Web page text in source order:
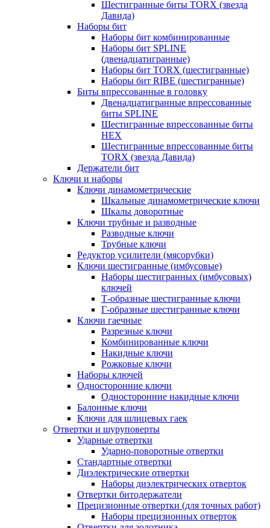
Шестигранные биты TORX (звезда
Давида)
Наборы бит
Наборы бит комбинированные
Наборы бит SPLINE
(двенадцатигранные)
Наборы бит TORX (шестигранные)
Наборы бит RIBE (шестигранные)
Биты впрессованные в головку
Двенадцатигранные впрессованные
биты SPLINE
Шестигранные впрессованные биты
HEX
Шестигранные впрессованные биты
TORX (звезда Давида)
Держатели бит
Ключи и наборы
Ключи динамометрические
Шкальные динамометрические ключи
Шкалы доворотные
Ключи трубные и разводные
Разводные ключи
Трубные ключи
Редуктор усилители (мясорубки)
Ключи шестигранные (имбусовые)
Наборы шестигранных (имбусовых)
ключей
Т-образные шестигранные ключи
Г-образные шестигранные ключи
Ключи гаечные
Разрезные ключи
Комбинированные ключи
Накидные ключи
Рожковые ключи
Наборы ключей
Односторонние ключи
Односторонние накидные ключи
Балонные ключи
Ключи для шлицевых гаек
Отвертки и шуруповерты
Ударные отвертки
Ударно-поворотные отвертки
Стандартные отвертки
Диэлектрические отвертки
Наборы диэлектрических отверток
Отвертки битодержатели
Прецизионные отвертки (для точных работ)
Наборы прецизионных отверток